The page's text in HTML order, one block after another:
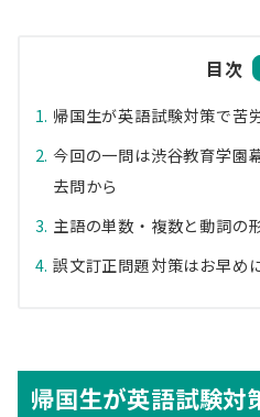
目次
帰国生が英語試験対策で苦
今回の一問は渋谷教育学園
去問から
主語の単数・複数と動詞の
誤文訂正問題対策はお早め
帰国生が英語試験対